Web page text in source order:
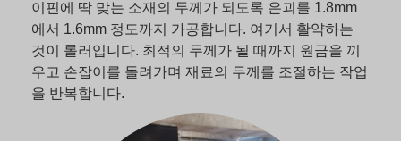
이핀에 딱 맞는 소재의 두께가 되도록 은괴를 1.8mm
에서 1.6mm 정도까지 가공합니다. 여기서 활약하는
것이 롤러입니다. 최적의 두께가 될 때까지 원금을 끼
우고 손잡이를 돌려가며 재료의 두께를 조절하는 작업
을 반복합니다.